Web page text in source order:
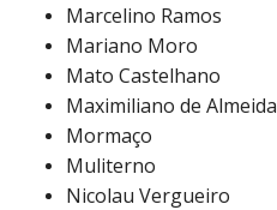
Marcelino Ramos
Mariano Moro
Mato Castelhano
Maximiliano de Almeida
Mormaço
Muliterno
Nicolau Vergueiro